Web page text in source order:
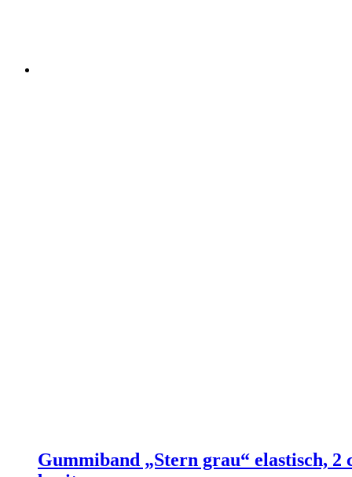
Gummiband „Stern grau“ elastisch, 2